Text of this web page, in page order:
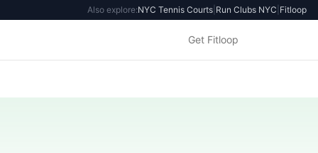
Also explore:NYC Tennis Courts Run Clubs NYC Fitloop
Get Fitloop